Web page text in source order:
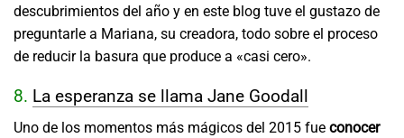
descubrimientos del año y en este blog tuve el gustazo de
preguntarle a Mariana, su creadora, todo sobre el proceso
de reducir la basura que produce a «casi cero».
8. La esperanza se llama Jane Goodall
Uno de los momentos más mágicos del 2015 fue conocer